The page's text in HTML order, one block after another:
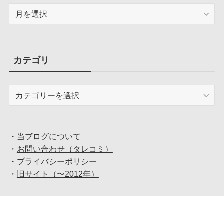
ブカテゴリ
・ 当ブログについて
・ お問い合わせ（タレコミ）
・ プライバシーポリシー
・
旧サイト（〜2012年）